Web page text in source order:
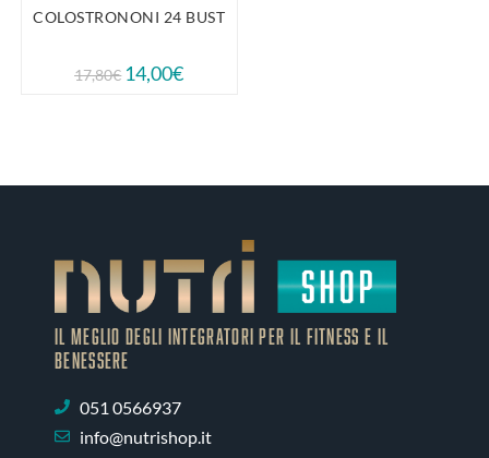
COLOSTRONONI 24 BUST
17,80€ 14,00€
IL MEGLIO DEGLI Integratori PER IL FITNESS E IL
BENESSERE
051 0566937
info@nutrishop.it